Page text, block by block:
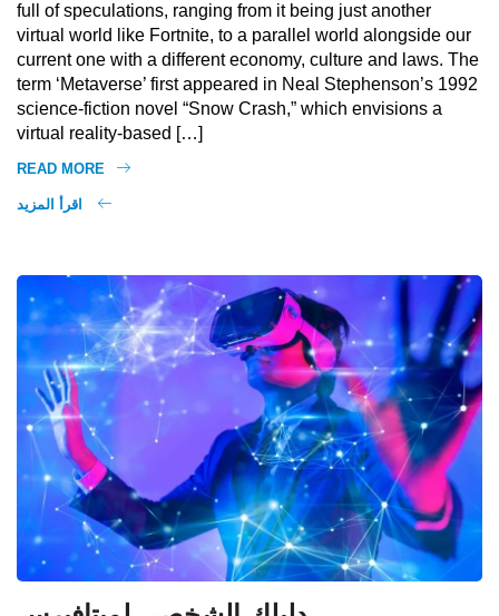
full of speculations, ranging from it being just another
virtual world like Fortnite, to a parallel world alongside our
current one with a different economy, culture and laws. The
term ‘Metaverse’ first appeared in Neal Stephenson’s 1992
science-fiction novel “Snow Crash,” which envisions a
virtual reality-based […]
READ MORE